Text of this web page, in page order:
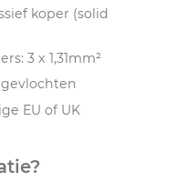
koper (solid
3 x 1,31mm²
EU of UK